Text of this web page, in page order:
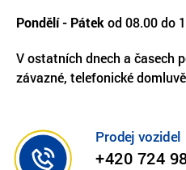
Pondělí - Pátekod 08.00 do
V ostatních dnech a časech
závazné, telefonické
Prodej vozidel
+420 724